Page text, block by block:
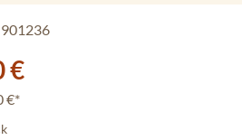
901236
€
€*